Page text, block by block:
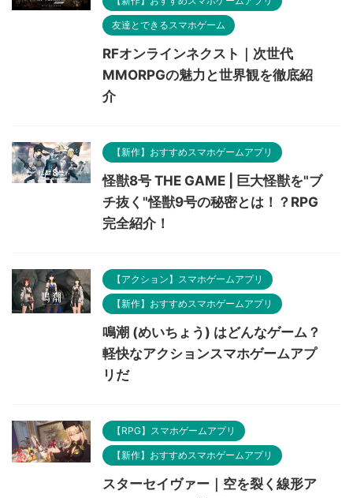
友達とできるスマホゲーム
RFオンラインネクスト｜次世代
MMORPGの魅力と世界観を徹底紹
介
【新作】おすすめスマホゲームアプリ
怪獣8号 THE GAME | 巨大怪獣を"ブ
チ抜く"怪獣9号の秘密とは！？RPG
完全紹介！
【アクション】スマホゲームアプリ
【新作】おすすめスマホゲームアプリ
鳴潮 (めいちょう) はどんなゲーム？
軽快なアクションスマホゲームアプ
リだ
【RPG】スマホゲームアプリ
【新作】おすすめスマホゲームアプリ
スターセイヴァー｜空を裂く線形ア